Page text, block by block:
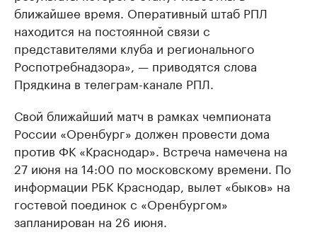
ближайшее время. Оперативный штаб РПЛ
находится на постоянной связи с
представителями клуба и регионального
Роспотребнадзора», — приводятся слова
Прядкина в телеграм-канале РПЛ.
Свой ближайший матч в рамках чемпионата
России «Оренбург» должен провести дома
против ФК «Краснодар». Встреча намечена на
27 июня на 14:00 по московскому времени. По
информации РБК Краснодар, вылет «быков» на
гостевой поединок с «Оренбургом»
запланирован на 26 июня.